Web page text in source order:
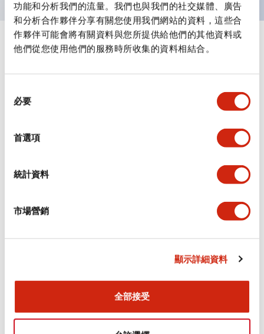
功能和分析我們的流量。我們也與我們的社交媒體、廣告
和分析合作夥伴分享有關您使用我們網站的資料，這些合
作夥伴可能會將有關資料與您所提供給他們的其他資料或
他們從您使用他們的服務時所收集的資料相結合。
必要
首選項
統計資料
市場營銷
顯示詳細資料
全部接受
規格
審美規範
環境規範
功能規格
機械規格
型錄和宣傳手冊 認證與標準